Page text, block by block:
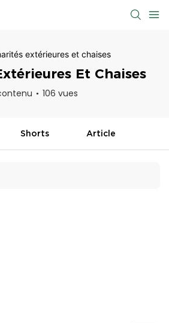
extérieures et chaises
Et Chaises
106 vues
Shorts Article